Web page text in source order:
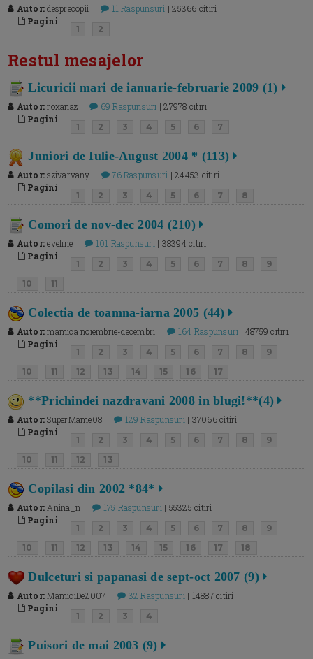
Autor:desprecopii 11 Raspunsuri | 25366 citiri
Pagini
1 2
Restul mesajelor
Licuricii mari de ianuarie-februarie 2009 (1)
Autor:roxanaz 69 Raspunsuri | 27978 citiri
Pagini
1 2 3 4 5 6 7
Juniori de Iulie-August 2004 * (113)
Autor:szivarvany 76 Raspunsuri | 24453 citiri
Pagini
1 2 3 4 5 6 7 8
Comori de nov-dec 2004 (210)
Autor:eveline 101 Raspunsuri | 38394 citiri
Pagini
1 2 3 4 5 6 7 8
9
10
11
Colectia de toamna-iarna 2005 (44)
Autor:mamica noiembrie-decembri 164 Raspunsuri | 48759 citiri
Pagini
1 2 3 4 5 6 7 8
9
10
11 12 13 14 15 16 17
**Prichindei nazdravani 2008 in blugi!**(4)
Autor:SuperMame08 129 Raspunsuri | 37066 citiri
Pagini
1 2 3 4 5 6 7 8
9
10
11 12 13
Copilasi din 2002 *84*
Autor: Anina_n 175 Raspunsuri | 55325 citiri
Pagini
1 2 3 4 5 6 7 8
9
10
11 12 13 14 15 16 17 18
Dulceturi si papanasi de sept-oct 2007 (9)
Autor:MamiciDe2007 32 Raspunsuri | 14887 citiri
Pagini
1 2 3 4
Puisori de mai 2003 (9)